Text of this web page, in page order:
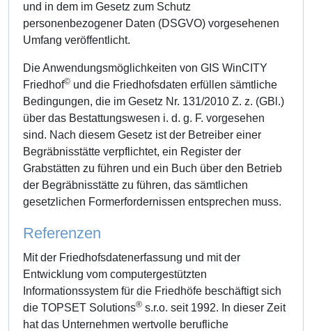
und in dem im Gesetz zum Schutz
personenbezogener Daten (DSGVO) vorgesehenen
Umfang veröffentlicht.
Die Anwendungsmöglichkeiten von GIS WinCITY
Friedhof© und die Friedhofsdaten erfüllen sämtliche
Bedingungen, die im Gesetz Nr. 131/2010 Z. z. (GBl.)
über das Bestattungswesen i. d. g. F. vorgesehen
sind. Nach diesem Gesetz ist der Betreiber einer
Begräbnisstätte verpflichtet, ein Register der
Grabstätten zu führen und ein Buch über den Betrieb
der Begräbnisstätte zu führen, das sämtlichen
gesetzlichen Formerfordernissen entsprechen muss.
Referenzen
Mit der Friedhofsdatenerfassung und mit der
Entwicklung vom computergestützten
Informationssystem für die Friedhöfe beschäftigt sich
die TOPSET Solutions® s.r.o. seit 1992. In dieser Zeit
hat das Unternehmen wertvolle berufliche